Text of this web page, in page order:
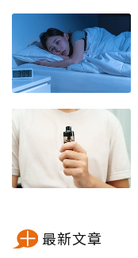
最新文章